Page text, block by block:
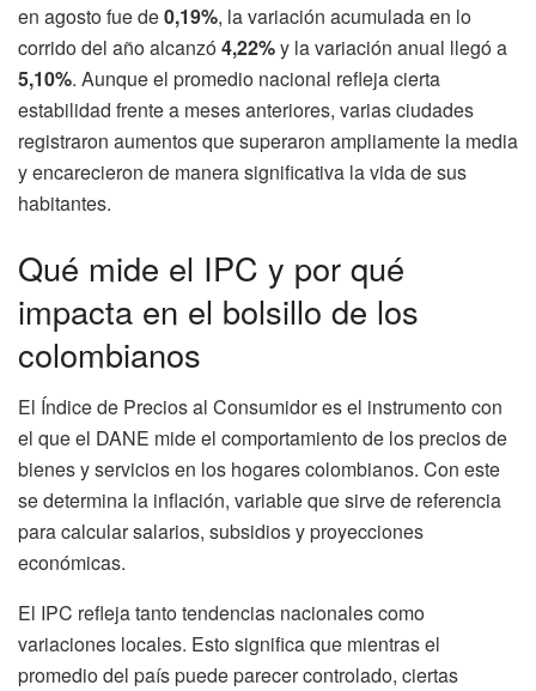
en agosto fue de0,19%, la variación acumulada en lo
corrido del año alcanzó4,22%y la variación anual llegó a
5,10%. Aunque el promedio nacional refleja cierta
estabilidad frente a meses anteriores, varias ciudades
registraron aumentos que superaron ampliamente la media
y encarecieron de manera significativa la vida de sus
habitantes.
Qué mide el IPC y por qué
impacta en el bolsillo de los
colombianos
El Índice de Precios al Consumidor es el instrumento con
el que el DANE mide el comportamiento de los precios de
bienes y servicios en los hogares colombianos. Con este
se determina la inflación, variable que sirve de referencia
para calcular salarios, subsidios y proyecciones
económicas.
El IPC refleja tanto tendencias nacionales como
variaciones locales. Esto significa que mientras el
promedio del país puede parecer controlado, ciertas